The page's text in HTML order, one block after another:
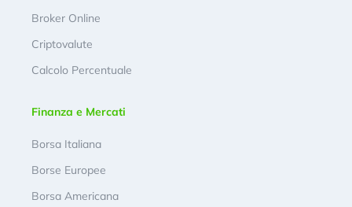
Broker Online
Criptovalute
Calcolo Percentuale
Finanza e Mercati
Borsa Italiana
Borse Europee
Borsa Americana